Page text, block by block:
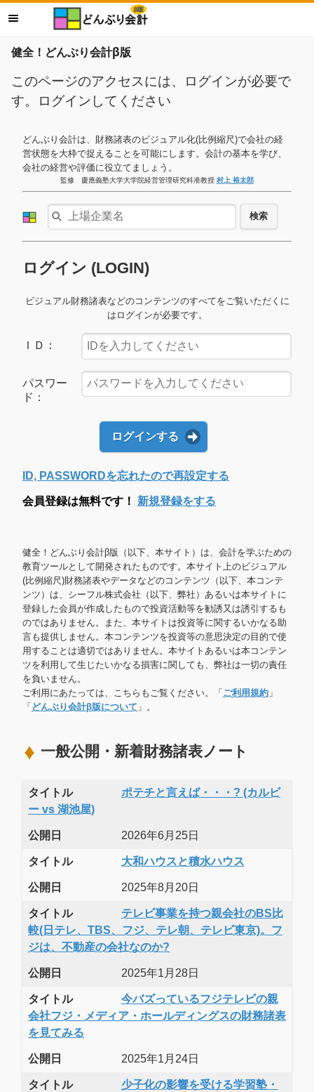
健全！どんぶり会計β版
このページのアクセスには、ログインが必要で
す。ログインしてください
どんぶり会計は、財務諸表のビジュアル化(比例縮尺)で会社の経
営状態を大枠で捉えることを可能にします。会計の基本を学び、
会社の経営や評価に役立てましょう。
監修 慶應義塾大学大学院経営管理研究科准教授 村上 裕太郎
検索
ログイン (LOGIN)
ビジュアル財務諸表などのコンテンツのすべてをご覧いただくに
はログインが必要です。
ＩＤ：
パスワー
ド：
ログインする
ID, PASSWORDを忘れたので再設定する
会員登録は無料です！ 新規登録をする
健全！どんぶり会計β版（以下、本サイト）は、会計を学ぶための
教育ツールとして開発されたものです。本サイト上のビジュアル
(比例縮尺)財務諸表やデータなどのコンテンツ（以下、本コンテ
ンツ）は、シーフル株式会社（以下、弊社）あるいは本サイトに
登録した会員が作成したもので投資活動等を勧誘又は誘引するも
のではありません。また、本サイトは投資等に関するいかなる助
言も提供しません。本コンテンツを投資等の意思決定の目的で使
用することは適切ではありません。本サイトあるいは本コンテン
ツを利用して生じたいかなる損害に関しても、弊社は一切の責任
を負いません。
ご利用にあたっては、こちらもご覧ください。「 ご利用規約 」
「 どんぶり会計β版について 」。
一般公開・新着財務諸表ノート
タイトル
ポテチと言えば・・・? (カルビ
ー vs 湖池屋)
公開日 2026年6月25日
タイトル 大和ハウスと積水ハウス
公開日 2025年8月20日
タイトル
テレビ事業を持つ親会社のBS比
較(日テレ、TBS、フジ、テレ朝、テレビ東京)。フ
ジは、不動産の会社なのか?
公開日 2025年1月28日
タイトル
今バズっているフジテレビの親
会社フジ・メディア・ホールディングスの財務諸表
を見てみる
公開日 2025年1月24日
タイトル
少子化の影響を受ける学習塾・